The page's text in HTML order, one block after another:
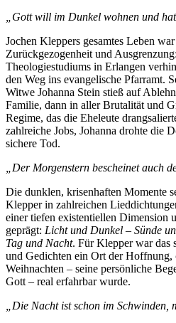
„Gott will im Dunkel wohnen und
Jochen Kleppers gesamtes Leben
Zurückgezogenheit und
Theologiestudiums in Erlangen
den Weg ins evangelische Pfarramt.
Witwe Johanna Stein stieß auf
Familie, dann in aller Brutalität und
Regime, das die Eheleute
zahlreiche Jobs, Johanna drohte die
sichere Tod.
„Der Morgenstern bescheinet auch
Die dunklen, krisenhaften Momente
Klepper in zahlreichen
einer tiefen existentiellen Dimension
geprägt: Licht und Dunkel – Sünde
Tag und Nacht. Für Klepper war das
und Gedichten ein Ort der Hoffnung,
Weihnachten – seine persönliche
Gott – real erfahrbar wurde.
„Die Nacht ist schon im Schwinden,